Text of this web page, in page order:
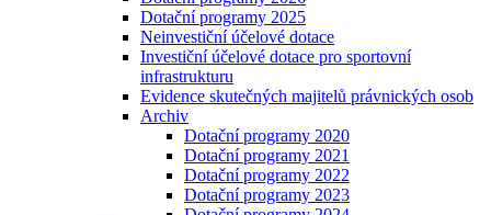
Dotační programy 2025
Neinvestiční účelové dotace
Investiční účelové dotace pro sportovní
infrastrukturu
Evidence skutečných majitelů právnických osob
Archiv
Dotační programy 2020
Dotační programy 2021
Dotační programy 2022
Dotační programy 2023